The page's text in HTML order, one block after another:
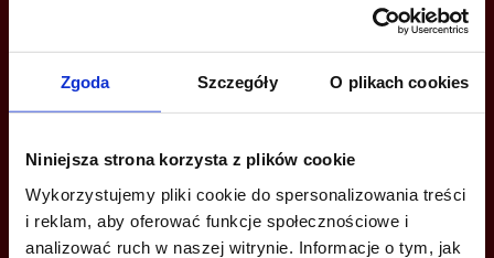
Zgoda Szczegóły O plikach cookies
Niniejsza strona korzysta z plików cookie
Wykorzystujemy pliki cookie do spersonalizowania treści
i reklam, aby oferować funkcje społecznościowe i
analizować ruch w naszej witrynie. Informacje o tym, jak
+48 508 122 312
joanna.tomala@jll.com
Agnieszka Majka-Pietruszka
+48 735 198 028
a.majkapietruszka@jll.com